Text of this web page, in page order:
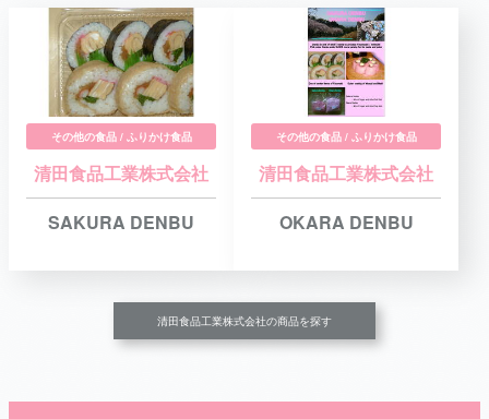
その他の食品 / ふりかけ食品
清田食品工業株式会社
SAKURA DENBU
その他の食品 / ふりかけ食品
清田食品工業株式会社
OKARA DENBU
清田食品工業株式会社の商品を探す